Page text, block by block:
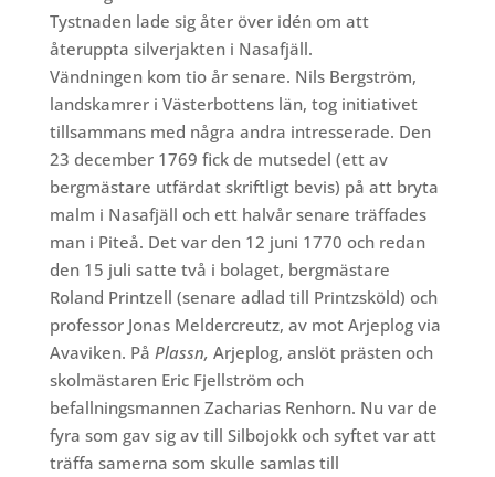
Tystnaden lade sig åter över idén om att
återuppta silverjakten i Nasafjäll.
Vändningen kom tio år senare. Nils Bergström,
landskamrer i Västerbottens län, tog initiativet
tillsammans med några andra intresserade. Den
23 december 1769 fick de mutsedel (ett av
bergmästare utfärdat skriftligt bevis) på att bryta
malm i Nasafjäll och ett halvår senare träffades
man i Piteå. Det var den 12 juni 1770 och redan
den 15 juli satte två i bolaget, bergmästare
Roland Printzell (senare adlad till Printzsköld) och
professor Jonas Meldercreutz, av mot Arjeplog via
Avaviken. På Plassn, Arjeplog, anslöt prästen och
skolmästaren Eric Fjellström och
befallningsmannen Zacharias Renhorn. Nu var de
fyra som gav sig av till Silbojokk och syftet var att
träffa samerna som skulle samlas till